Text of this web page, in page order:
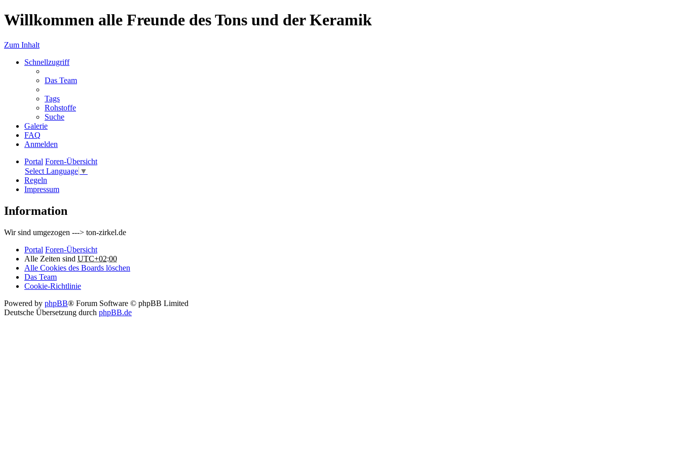
Willkommen alle Freunde des Tons und der Keramik
Zum Inhalt
Schnellzugriff
Das Team
Tags
Rohstoffe
Suche
Galerie
FAQ
Anmelden
Portal Foren-Übersicht
Select Language ▼
Regeln
Impressum
Information
Wir sind umgezogen ---> ton-zirkel.de
Portal Foren-Übersicht
Alle Zeiten sind UTC+02:00
Alle Cookies des Boards löschen
Das Team
Cookie-Richtlinie
Powered by phpBB® Forum Software © phpBB Limited
Deutsche Übersetzung durch phpBB.de